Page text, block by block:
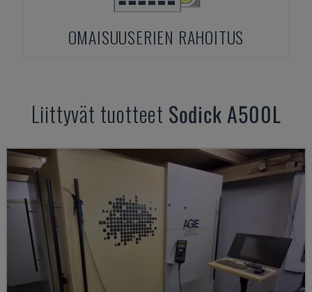
OMAISUUSERIEN RAHOITUS
Liittyvät tuotteet SodickA500L